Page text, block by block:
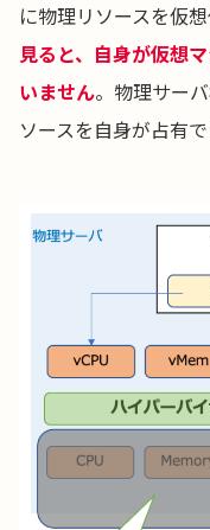
に物理リソースを仮
見ると、自身が仮想
いません。物理サー
ソースを自身が占有